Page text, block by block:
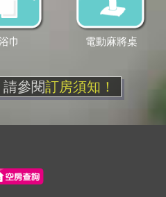
巾 電動麻將桌
參閱訂房須知！